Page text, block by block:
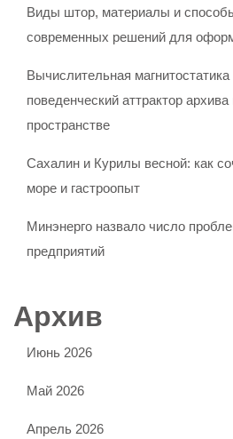
Виды штор, материалы и
современных решений для
Вычислительная
поведенческий аттрактор
пространстве
Сахалин и Курилы весной: как
море и гастроопыт
Минэнерго назвало число
предприятий
Архив
Июнь 2026
Май 2026
Апрель 2026